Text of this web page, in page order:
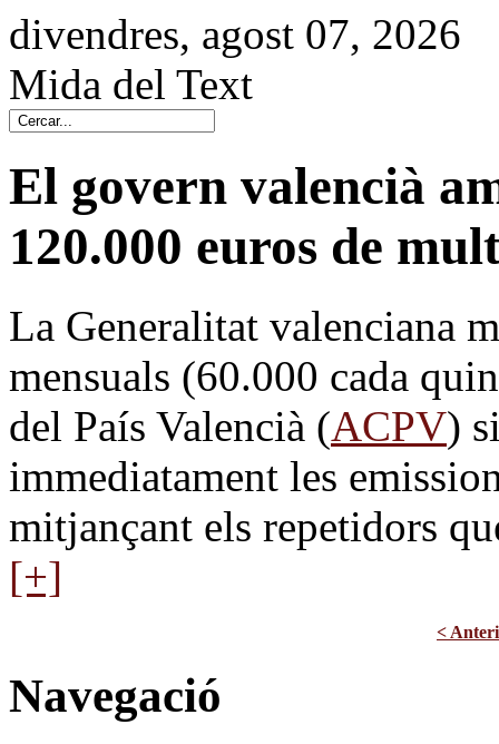
divendres, agost 07, 2026
Mida del Text
El govern valencià
120.000 euros de
La Generalitat valenciana
mensuals (60.000 cada
del País Valencià (ACPV)
immediatament les
mitjançant els repetidors
[+]
<
Navegació